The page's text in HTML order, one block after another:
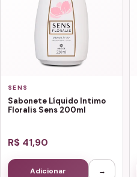
SENS
Sabonete Líquido Intimo
Floralis Sens 200ml
R$ 41,90
Adicionar →